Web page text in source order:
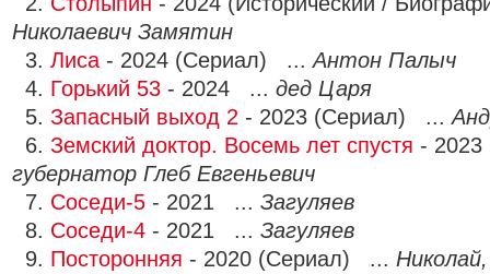
Николаевич Замятин
3. Лиса - 2024 (Сериал) ...Антон Палыч
4. Горький 53 - 2024 ... дед Царя
5. Запасный выход 2 - 2023 (Сериал) ...
6. Земский доктор. Восемь лет спустя -
губернатор Глеб Евгеньевич
7. Соседи-5 - 2021 ... Загуляев
8. Соседи-4 - 2021 ... Загуляев
9. Посторонняя - 2020 (Сериал) ...